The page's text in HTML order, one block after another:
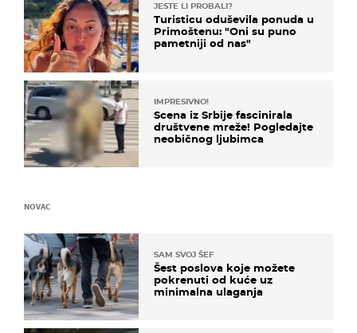
JESTE LI PROBALI?
Turisticu oduševila ponuda u
Primoštenu: "Oni su puno
pametniji od nas"
IMPRESIVNO!
Scena iz Srbije fascinirala
društvene mreže! Pogledajte
neobičnog ljubimca
NOVAC
SAM SVOJ ŠEF
Šest poslova koje možete
pokrenuti od kuće uz
minimalna ulaganja